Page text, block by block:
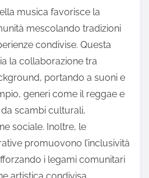
la comprensione e
comunità, abbattendo
la diversità.
fusione culturale nella
attraverso la
musica favorisce la
mescolando tradizioni
condivise. Questa
la collaborazione tra